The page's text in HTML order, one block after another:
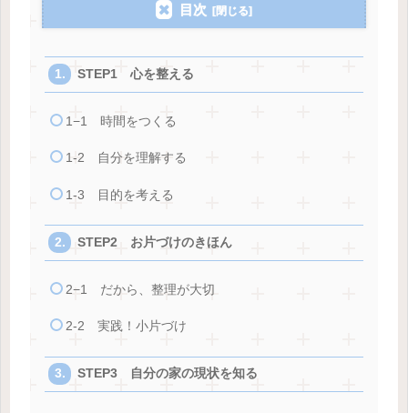
目次
STEP1 心を整える
1−1 時間をつくる
1-2 自分を理解する
1-3 目的を考える
STEP2 お片づけのきほん
2−1 だから、整理が大切
2-2 実践！小片づけ
STEP3 自分の家の現状を知る